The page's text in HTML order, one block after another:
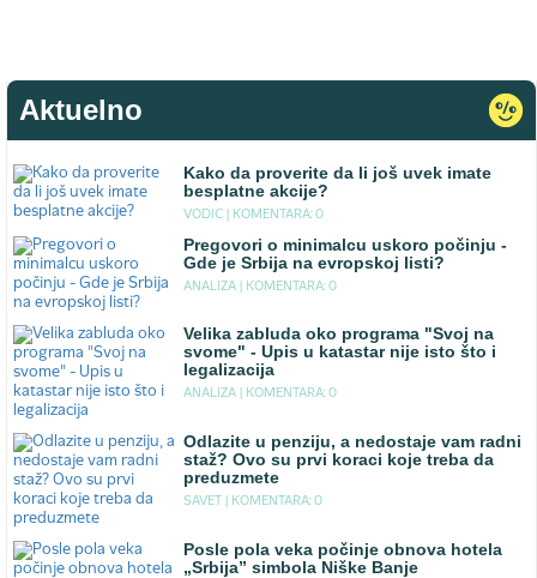
Aktuelno
Kako da proverite da li još uvek imate
besplatne akcije?
VODIC | KOMENTARA: 0
Pregovori o minimalcu uskoro počinju -
Gde je Srbija na evropskoj listi?
ANALIZA | KOMENTARA: 0
Velika zabluda oko programa "Svoj na
svome" - Upis u katastar nije isto što i
legalizacija
ANALIZA | KOMENTARA: 0
Odlazite u penziju, a nedostaje vam radni
staž? Ovo su prvi koraci koje treba da
preduzmete
SAVET | KOMENTARA: 0
Posle pola veka počinje obnova hotela
„Srbija” simbola Niške Banje